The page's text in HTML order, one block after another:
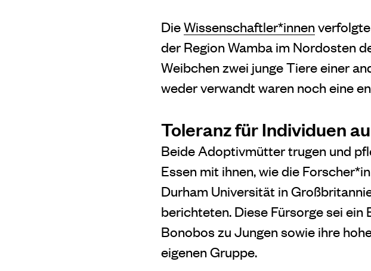
DieWissenschaftler*innen
der Region Wamba im Nordosten
Weibchen zwei junge Tiere einer
weder verwandt waren noch eine
Toleranz für Individuen
Beide Adoptivmütter trugen und
Essen mit ihnen, wie die
Durham Universität in
berichteten. Diese Fürsorge sei
Bonobos zu Jungen sowie ihre
eigenen Gruppe.